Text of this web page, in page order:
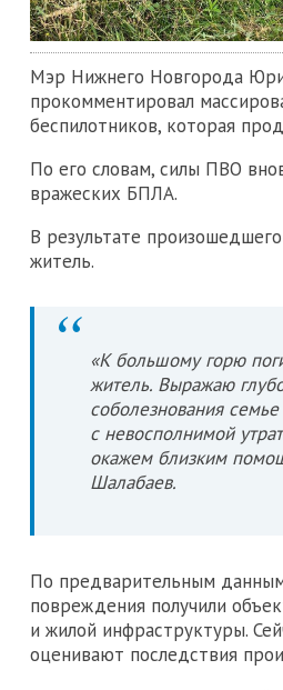
Мэр Нижнего Новгорода
прокомментировал
беспилотников, которая
По его словам, силы ПВО
вражеских БПЛА.
В результате
житель.
«К большому горю
житель. Выражаю
соболезнования семье
с невосполнимой
окажем близким
Шалабаев.
По предварительным
повреждения получили
и жилой инфраструктуры.
оценивают последствия